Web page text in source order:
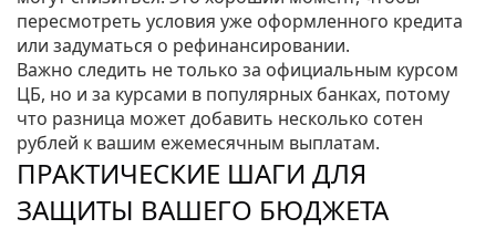
пересмотреть условия уже оформленного кредита
или задуматься о рефинансировании.
Важно следить не только за официальным курсом
ЦБ, но и за курсами в популярных банках, потому
что разница может добавить несколько сотен
рублей к вашим ежемесячным выплатам.
ПРАКТИЧЕСКИЕ ШАГИ ДЛЯ
ЗАЩИТЫ ВАШЕГО БЮДЖЕТА